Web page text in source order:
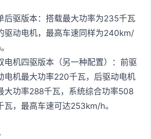
后驱版本：搭载最大功率为235千瓦
驱动电机，最高车速同样为240km/
电机四驱版本（另一种配置）：前驱
电机最大功率220千瓦，后驱动电机
大功率288千瓦，系统综合功率508
瓦，最高车速可达253km/h。